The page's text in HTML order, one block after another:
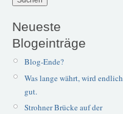
Neueste
Blogeinträge
Blog-Ende?
Was lange währt, wird endlich
gut.
Strohner Brücke auf der